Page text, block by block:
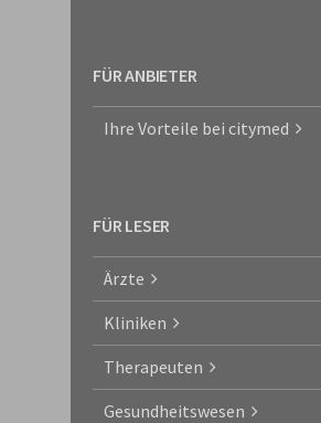
FÜR ANBIETER
Ihre Vorteile bei citymed
FÜR LESER
Ärzte
Kliniken
Therapeuten
Gesundheitswesen